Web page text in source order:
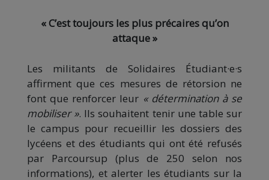
« C’est toujours les plus précaires qu’on
attaque »
Les militants de Solidaires Étudiant·e·s
affirment que ces mesures de rétorsion ne
font que renforcer leur « détermination à se
mobiliser ». Ils souhaitent tenir une table sur
le campus pour recueillir les dossiers des
lycéens et des étudiants qui ont été refusés
par Parcoursup (plus de 250 selon nos
informations), et alerter les étudiants sur la